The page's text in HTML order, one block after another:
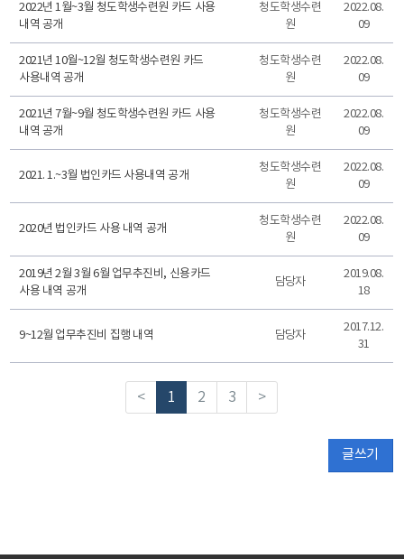
2022년 1월~3월 청도학생수련원 카드 사용
내역 공개
청도학생수련
원
2022.08.
09
2021년 10월~12월 청도학생수련원 카드
사용내역 공개
청도학생수련
원
2022.08.
09
2021년 7월~9월 청도학생수련원 카드 사용
내역 공개
청도학생수련
원
2022.08.
09
2021. 1.~3월 법인카드 사용내역 공개
청도학생수련
원
2022.08.
09
2020년 법인카드 사용 내역 공개
청도학생수련
원
2022.08.
09
2019년 2월 3월 6월 업무추진비, 신용카드
사용 내역 공개
담당자
2019.08.
18
9~12월 업무추진비 집행 내역 담당자
2017.12.
31
< 1 2 3 >
글쓰기